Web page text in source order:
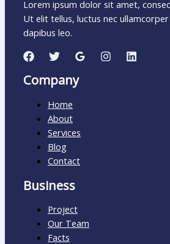
Lorem ipsum dolor sit amet,
Ut elit tellus, luctus nec
dapibus leo.
Company
Home
About
Services
Blog
Contact
Business
Project
Our Team
Facts